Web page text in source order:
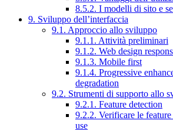
8.5.2. I modelli di sito e
9. Sviluppo dell’interfaccia
9.1. Approccio allo sviluppo
9.1.1. Attività preliminari
9.1.2. Web design
9.1.3. Mobile first
9.1.4. Progressive
degradation
9.2. Strumenti di supporto allo
9.2.1. Feature detection
9.2.2. Verificare le
use